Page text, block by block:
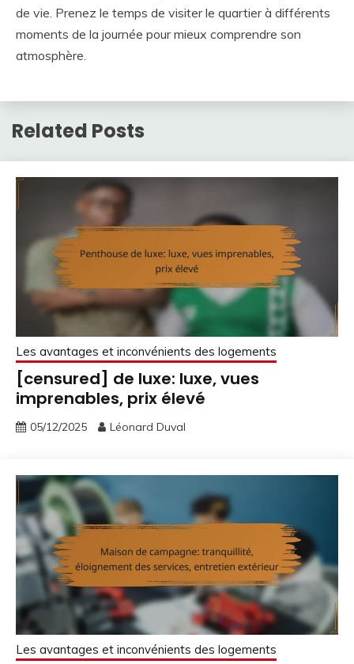
de vie. Prenez le temps de visiter le quartier à différents
moments de la journée pour mieux comprendre son
atmosphère.
Related Posts
Les avantages et inconvénients des logements
[censured] de luxe: luxe, vues
imprenables, prix élevé
05/12/2025 Léonard Duval
Les avantages et inconvénients des logements